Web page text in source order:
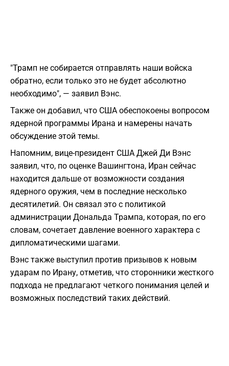
"Трамп не собирается отправлять наши войска
обратно, если только это не будет абсолютно
необходимо", — заявил Вэнс.
Также он добавил, что США обеспокоены вопросом
ядерной программы Ирана и намерены начать
обсуждение этой темы.
Напомним, вице-президент США Джей Ди Вэнс
заявил, что, по оценке Вашингтона, Иран сейчас
находится дальше от возможности создания
ядерного оружия, чем в последние несколько
десятилетий. Он связал это с политикой
администрации Дональда Трампа, которая, по его
словам, сочетает давление военного характера с
дипломатическими шагами.
Вэнс также выступил против призывов к новым
ударам по Ирану, отметив, что сторонники жесткого
подхода не предлагают четкого понимания целей и
возможных последствий таких действий.